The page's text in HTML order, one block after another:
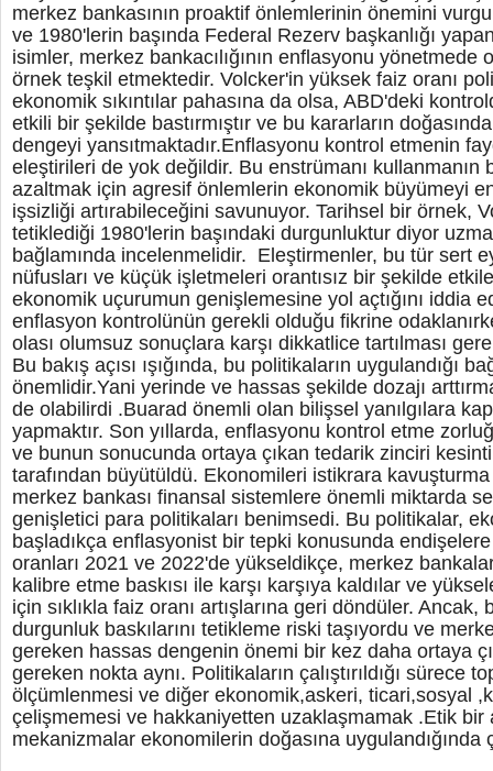
merkez bankasının proaktif önlemlerinin önemini
ve 1980'lerin başında Federal Rezerv başkanlığı
isimler, merkez bankacılığının enflasyonu yönetmede
örnek teşkil etmektedir. Volcker'in yüksek faiz oranı
ekonomik sıkıntılar pahasına da olsa, ABD'deki
etkili bir şekilde bastırmıştır ve bu kararların
dengeyi yansıtmaktadır.Enflasyonu kontrol etmenin
eleştirileri de yok değildir. Bu enstrümanı kullanmanın
azaltmak için agresif önlemlerin ekonomik büyümeyi
işsizliği artırabileceğini savunuyor. Tarihsel bir örnek,
tetiklediği 1980'lerin başındaki durgunluktur diyor
bağlamında incelenmelidir. Eleştirmenler, bu tür sert
nüfusları ve küçük işletmeleri orantısız bir şekilde
ekonomik uçurumun genişlemesine yol açtığını iddia
enflasyon kontrolünün gerekli olduğu fikrine
olası olumsuz sonuçlara karşı dikkatlice tartılması
Bu bakış açısı ışığında, bu politikaların uygulandığı
önemlidir.Yani yerinde ve hassas şekilde dozajı
de olabilirdi .Buarad önemli olan bilişsel yanılgılara
yapmaktır. Son yıllarda, enflasyonu kontrol etme
ve bunun sonucunda ortaya çıkan tedarik zinciri
tarafından büyütüldü. Ekonomileri istikrara
merkez bankası finansal sistemlere önemli miktarda
genişletici para politikaları benimsedi. Bu politikalar,
başladıkça enflasyonist bir tepki konusunda
oranları 2021 ve 2022'de yükseldikçe, merkez
kalibre etme baskısı ile karşı karşıya kaldılar ve
için sıklıkla faiz oranı artışlarına geri döndüler.
durgunluk baskılarını tetikleme riski taşıyordu ve
gereken hassas dengenin önemi bir kez daha ortaya
gereken nokta aynı. Politikaların çalıştırıldığı sürece
ölçümlenmesi ve diğer ekonomik,askeri, ticari,sosyal
çelişmemesi ve hakkaniyetten uzaklaşmamak .Etik bir
mekanizmalar ekonomilerin doğasına uygulandığında